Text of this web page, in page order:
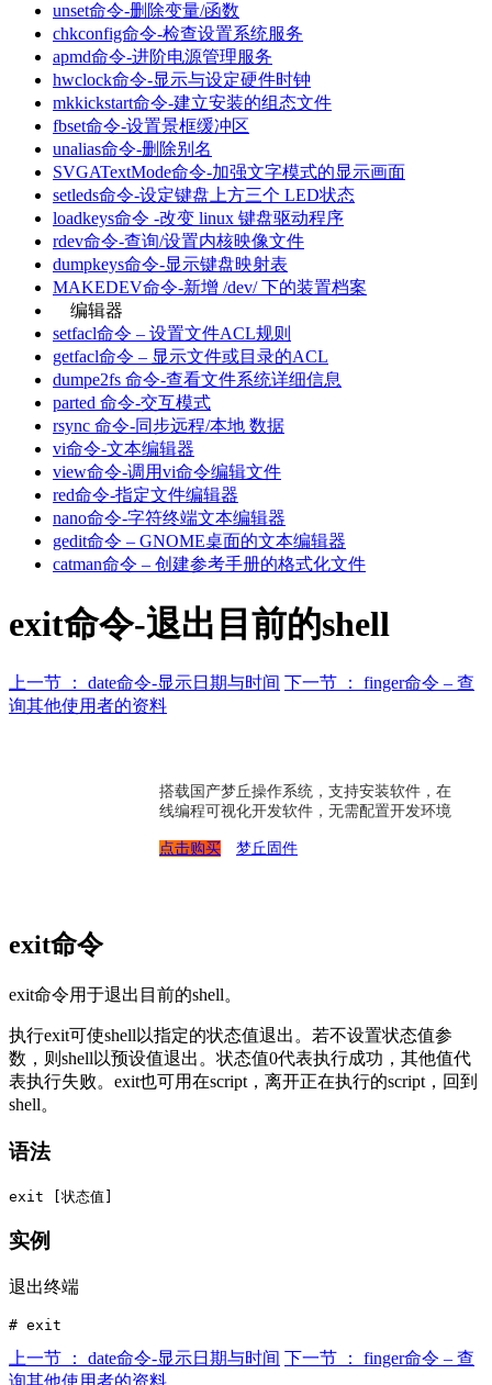
unset命令-删除变量/函数
chkconfig命令-检查设置系统服务
apmd命令-进阶电源管理服务
hwclock命令-显示与设定硬件时钟
mkkickstart命令-建立安装的组态文件
fbset命令-设置景框缓冲区
unalias命令-删除别名
SVGATextMode命令-加强文字模式的显示画面
setleds命令-设定键盘上方三个 LED状态
loadkeys命令 -改变 linux 键盘驱动程序
rdev命令-查询/设置内核映像文件
dumpkeys命令-显示键盘映射表
MAKEDEV命令-新增 /dev/ 下的装置档案
编辑器
setfacl命令 – 设置文件ACL规则
getfacl命令 – 显示文件或目录的ACL
dumpe2fs 命令-查看文件系统详细信息
parted 命令-交互模式
rsync 命令-同步远程/本地 数据
vi命令-文本编辑器
view命令-调用vi命令编辑文件
red命令-指定文件编辑器
nano命令-字符终端文本编辑器
gedit命令 – GNOME桌面的文本编辑器
catman命令 – 创建参考手册的格式化文件
exit命令-退出目前的shell
上一节 ： date命令-显示日期与时间 下一节 ： finger命令 – 查
询其他使用者的资料
搭载国产梦丘操作系统，支持安装软件，在
线编程可视化开发软件，无需配置开发环境
点击购买 梦丘固件
exit命令
exit命令用于退出目前的shell。
执行exit可使shell以指定的状态值退出。若不设置状态值参
数，则shell以预设值退出。状态值0代表执行成功，其他值代
表执行失败。exit也可用在script，离开正在执行的script，回到
shell。
语法
实例
退出终端
上一节 ： date命令-显示日期与时间 下一节 ： finger命令 – 查
询其他使用者的资料